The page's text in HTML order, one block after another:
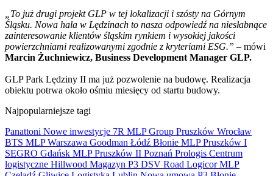
„To już drugi projekt GLP w tej lokalizacji i szósty na Górnym
Śląsku. Nowa hala w Lędzinach to nasza odpowiedź na niesłabnące
zainteresowanie klientów śląskim rynkiem i wysokiej jakości
powierzchniami realizowanymi zgodnie z kryteriami ESG.” – mówi
Marcin Żuchniewicz, Business Development Manager GLP.
GLP Park Lędziny II ma już pozwolenie na budowę. Realizacja
obiektu potrwa około ośmiu miesięcy od startu budowy.
Najpopularniejsze tagi
Panattoni Nowe inwestycje 7R MLP Group Pruszków Wrocław
BTS MLPWarszawa Goodman Łódź Błonie MLP Pruszków I
SEGRO Gdańsk MLP Pruszków II Poznań Prologis Centrum
logistyczne Hillwood Magazyn P3 DSV Road LogicorMLP